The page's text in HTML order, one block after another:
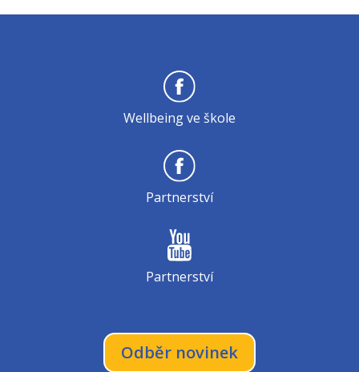
Wellbeing ve škole
Partnerství
Partnerství
Odběr novinek